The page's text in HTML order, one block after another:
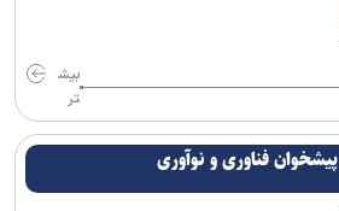
بیش
تر
پیشخوان فناوری و نوآوری